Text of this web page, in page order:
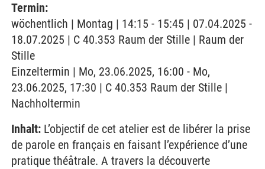
Termin:
wöchentlich | Montag | 14:15 - 15:45 | 07.04.2025 -
18.07.2025 | C 40.353 Raum der Stille | Raum der
Stille
Einzeltermin | Mo, 23.06.2025, 16:00 - Mo,
23.06.2025, 17:30 | C 40.353 Raum der Stille |
Nachholtermin
Inhalt: L’objectif de cet atelier est de libérer la prise
de parole en français en faisant l’expérience d’une
pratique théâtrale. A travers la découverte